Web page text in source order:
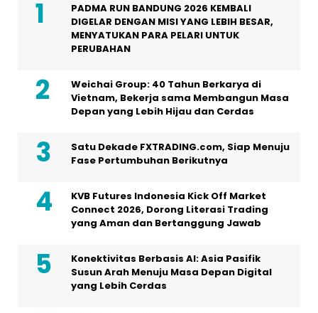
PADMA RUN BANDUNG 2026 KEMBALI
DIGELAR DENGAN MISI YANG LEBIH BESAR,
MENYATUKAN PARA PELARI UNTUK
PERUBAHAN
Weichai Group: 40 Tahun Berkarya di
Vietnam, Bekerja sama Membangun Masa
Depan yang Lebih Hijau dan Cerdas
Satu Dekade FXTRADING.com, Siap Menuju
Fase Pertumbuhan Berikutnya
KVB Futures Indonesia Kick Off Market
Connect 2026, Dorong Literasi Trading
yang Aman dan Bertanggung Jawab
Konektivitas Berbasis AI: Asia Pasifik
Susun Arah Menuju Masa Depan Digital
yang Lebih Cerdas